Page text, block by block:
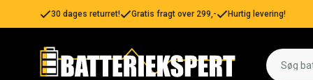
30 dages returret! Gratis fragt over 299,- Hurtig levering!